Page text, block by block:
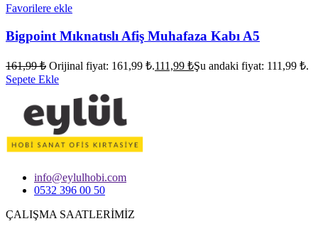
Favorilere ekle
Bigpoint Mıknatıslı Afiş Muhafaza Kabı A5
161,99₺ Orijinal fiyat: 161,99 ₺.111,99 ₺Şu andaki fiyat: 111,99 ₺.
Sepete Ekle
info@eylulhobi.com
0532 396 00 50
ÇALIŞMA SAATLERİMİZ